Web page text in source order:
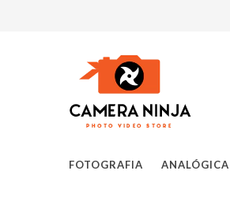
FOTOGRAFIA ANALÓGICA